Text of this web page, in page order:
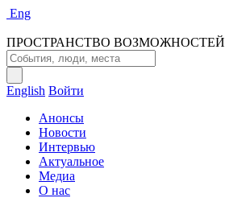
Eng
ПРОСТРАНСТВО ВОЗМОЖНОСТЕЙ
English Войти
Анонсы
Новости
Интервью
Актуальное
Медиа
О нас